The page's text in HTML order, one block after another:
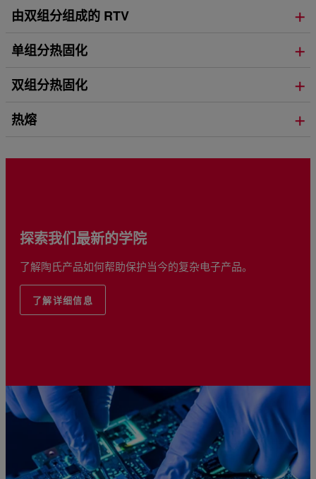
由双组分组成的 RTV
单组分热固化
双组分热固化
热熔
探索我们最新的学院
了解陶氏产品如何帮助保护当今的复杂电子产品。
了解详细信息